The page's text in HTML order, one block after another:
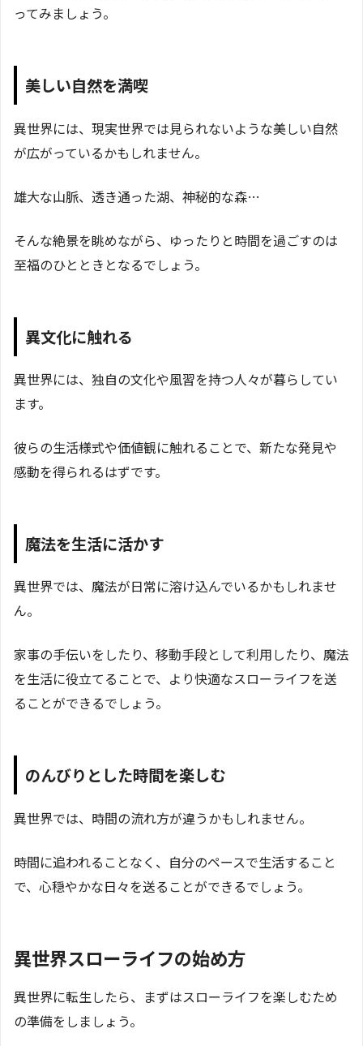
ってみましょう。
美しい自然を満喫
異世界には、現実世界では見られないような美しい自然
が広がっているかもしれません。
雄大な山脈、透き通った湖、神秘的な森…
そんな絶景を眺めながら、ゆったりと時間を過ごすのは
至福のひとときとなるでしょう。
異文化に触れる
異世界には、独自の文化や風習を持つ人々が暮らしてい
ます。
彼らの生活様式や価値観に触れることで、新たな発見や
感動を得られるはずです。
魔法を生活に活かす
異世界では、魔法が日常に溶け込んでいるかもしれませ
ん。
家事の手伝いをしたり、移動手段として利用したり、魔法
を生活に役立てることで、より快適なスローライフを送
ることができるでしょう。
のんびりとした時間を楽しむ
異世界では、時間の流れ方が違うかもしれません。
時間に追われることなく、自分のペースで生活すること
で、心穏やかな日々を送ることができるでしょう。
異世界スローライフの始め方
異世界に転生したら、まずはスローライフを楽しむため
の準備をしましょう。